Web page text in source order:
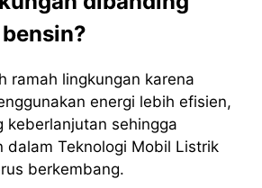
ramah lingkungan karena
energi lebih efisien,
keberlanjutan sehingga
dalam Teknologi Mobil Listrik
berkembang.